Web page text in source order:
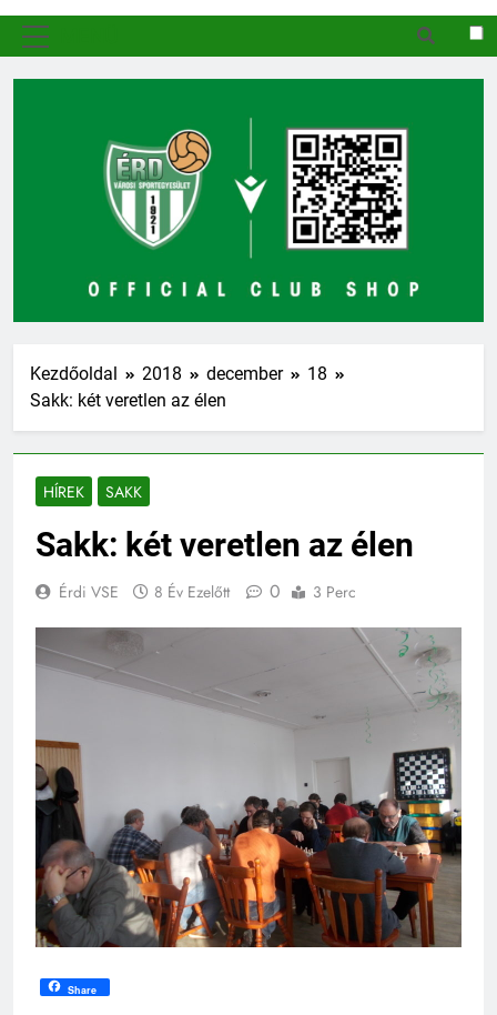
Kezdőoldal 2018 december
18
Sakk: két veretlen az élen
HÍREK SAKK
Sakk: két veretlen az élen
Érdi VSE 8 Év Ezelőtt 0 3 Perc
Share